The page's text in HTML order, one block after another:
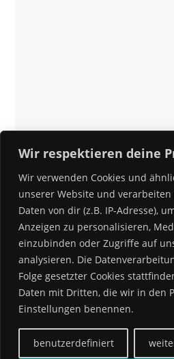
Wir respektieren deine
Wir verwenden Cookies und
unserer Website und verarbeiten
Daten von dir (z.B. IP-Adresse),
Anzeigen zu personalisieren,
einzubinden oder Zugriffe auf
analysieren. Die
Folge gesetzter Cookies
Daten mit Dritten, die wir in den
Einstellungen benennen.
benutzerdefiniert
Impressum